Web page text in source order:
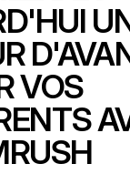
VOS